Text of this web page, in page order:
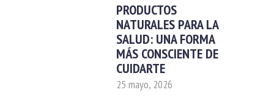
PRODUCTOS
NATURALES PARA LA
SALUD: UNA FORMA
MÁS CONSCIENTE DE
CUIDARTE
25 mayo, 2026